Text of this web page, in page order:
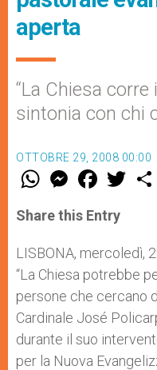
aperta
“La Chiesa
sintonia con chi
OTTOBRE 29, 2008 00:00
W
t
s
p
p
M
e
s
e
g
e
r
F
a
e
b
o
k
w
r
Share this Entry
LISBONA, mercoledì,
“La Chiesa potrebbe
persone che cercano
Cardinale José
durante il suo
per la Nuova